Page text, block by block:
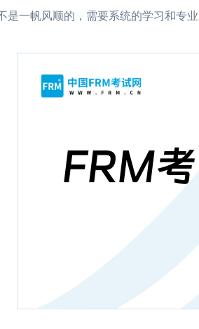
是一帆风顺的，需要系统的学习和专